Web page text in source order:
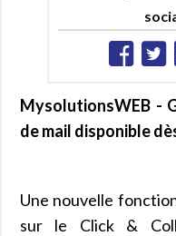
MysolutionsWEB -
de mail disponible
Une nouvelle
sur le Click &